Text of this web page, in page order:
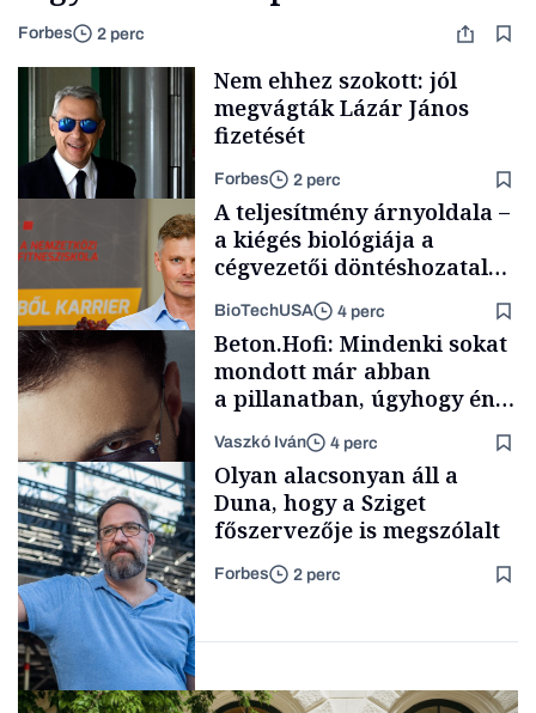
Forbes 2 perc
Politika
Nem ehhez szokott: jól
megvágták Lázár János
fizetését
Forbes 2 perc
Content Lab HUB
A teljesítmény árnyoldala –
a kiégés biológiája a
cégvezetői döntéshozatal
BioTechUSA 4 perc
Forbes-sztori
Beton.Hofi: Mindenki sokat
mondott már abban
a pillanatban, úgyhogy én
a legsarkosabb
gondolataimat akartam
kimondani
Vaszkó Iván 4 perc
Olyan alacsonyan áll a
Duna, hogy a Sziget
főszervezője is megszólalt
Forbes 2 perc